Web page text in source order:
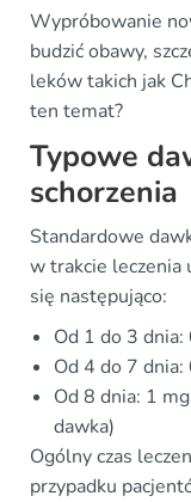
Wypróbowanie
budzić obawy,
leków takich jak
ten temat?
Typowe
schorzenia
Standardowe
w trakcie leczenia
się następująco:
Od 1 do 3
Od 4 do 7
Od 8 dnia: 1
dawka)
Ogólny czas
przypadku